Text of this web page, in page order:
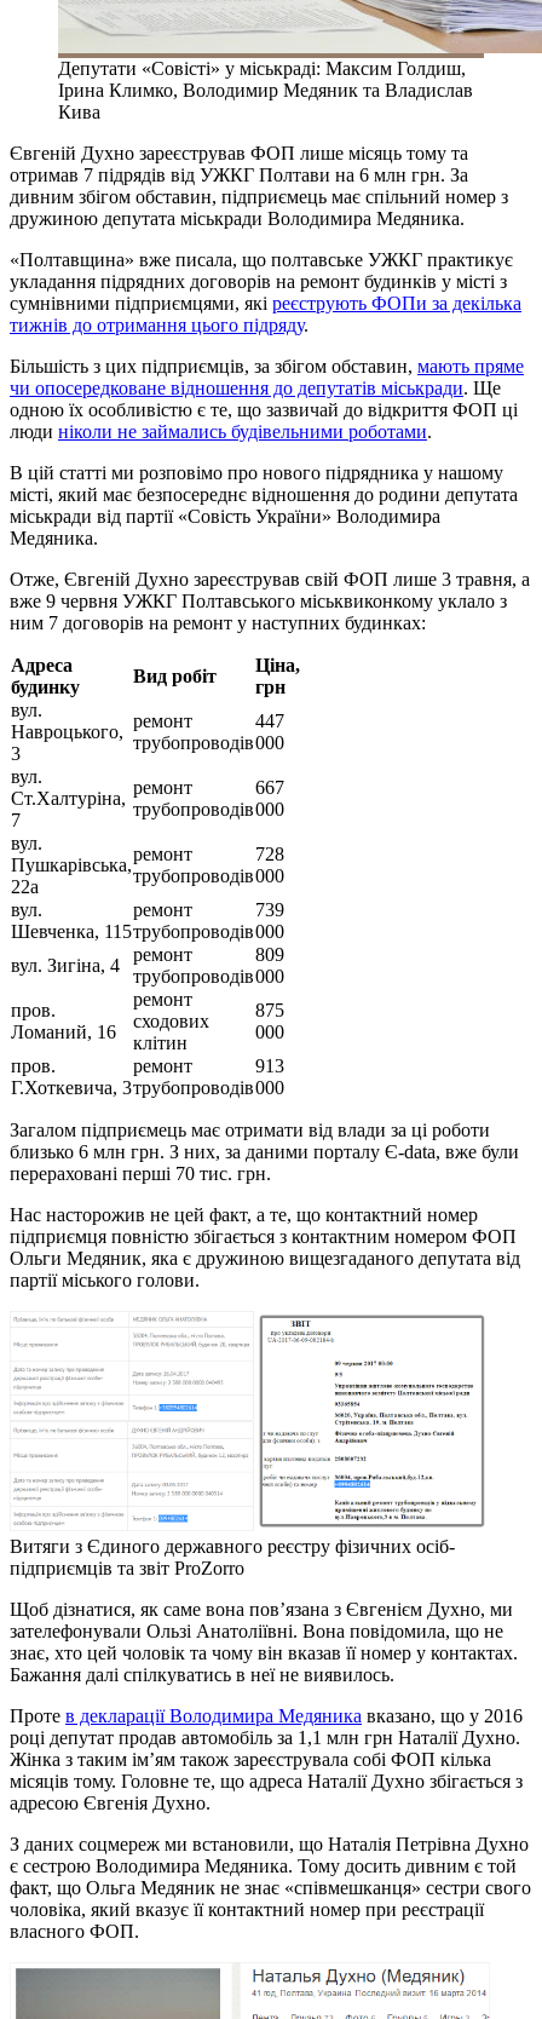
Депутати «Совісті» у міськраді: Максим Голдиш,
Ірина Климко, Володимир Медяник та Владислав
Кива
Євгеній Духно зареєстрував ФОП лише місяць тому та
отримав 7 підрядів від УЖКГ Полтави на 6 млн грн. За
дивним збігом обставин, підприємець має спільний номер з
дружиною депутата міськради Володимира Медяника.
«Полтавщина» вже писала, що полтавське УЖКГ практикує
укладання підрядних договорів на ремонт будинків у місті з
сумнівними підприємцями, які реєструють ФОПи за декілька
тижнів до отримання цього підряду.
Більшість з цих підприємців, за збігом обставин, мають пряме
чи опосередковане відношення до депутатів міськради. Ще
одною їх особливістю є те, що зазвичай до відкриття ФОП ці
люди ніколи не займались будівельними роботами.
В цій статті ми розповімо про нового підрядника у нашому
місті, який має безпосереднє відношення до родини депутата
міськради від партії «Совість України» Володимира
Медяника.
Отже, Євгеній Духно зареєстрував свій ФОП лише 3 травня, а
вже 9 червня УЖКГ Полтавського міськвиконкому уклало з
ним 7 договорів на ремонт у наступних будинках:
Адреса
будинку
Вид робіт
Ціна,
грн
вул.
Навроцького,
3
ремонт
трубопроводів
447
000
вул.
Ст.Халтуріна,
7
ремонт
трубопроводів
667
000
вул.
Пушкарівська,
22а
ремонт
трубопроводів
728
000
вул.
Шевченка, 115
ремонт
трубопроводів
739
000
вул. Зигіна, 4
ремонт
трубопроводів
809
000
пров.
Ломаний, 16
ремонт
сходових
клітин
875
000
пров.
Г.Хоткевича, 3
ремонт
трубопроводів
913
000
Загалом підприємець має отримати від влади за ці роботи
близько 6 млн грн. З них, за даними порталу Є-data, вже були
перераховані перші 70 тис. грн.
Нас насторожив не цей факт, а те, що контактний номер
підприємця повністю збігається з контактним номером ФОП
Ольги Медяник, яка є дружиною вищезгаданого депутата від
партії міського голови.
Витяги з Єдиного державного реєстру фізичних осіб-
підприємців та звіт ProZorro
Щоб дізнатися, як саме вона пов’язана з Євгенієм Духно, ми
зателефонували Ользі Анатоліївні. Вона повідомила, що не
знає, хто цей чоловік та чому він вказав її номер у контактах.
Бажання далі спілкуватись в неї не виявилось.
Проте в декларації Володимира Медяника вказано, що у 2016
році депутат продав автомобіль за 1,1 млн грн Наталії Духно.
Жінка з таким ім’ям також зареєструвала собі ФОП кілька
місяців тому. Головне те, що адреса Наталії Духно збігається з
адресою Євгенія Духно.
З даних соцмереж ми встановили, що Наталія Петрівна Духно
є сестрою Володимира Медяника. Тому досить дивним є той
факт, що Ольга Медяник не знає «співмешканця» сестри свого
чоловіка, який вказує її контактний номер при реєстрації
власного ФОП.